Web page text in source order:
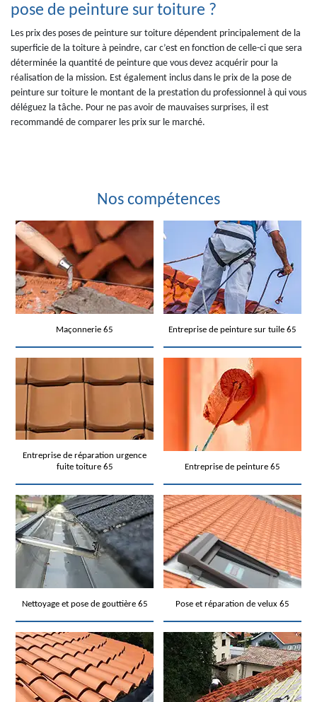
pose de peinture sur toiture ?
Les prix des poses de peinture sur toiture dépendent principalement de la
superficie de la toiture à peindre, car c’est en fonction de celle-ci que sera
déterminée la quantité de peinture que vous devez acquérir pour la
réalisation de la mission. Est également inclus dans le prix de la pose de
peinture sur toiture le montant de la prestation du professionnel à qui vous
déléguez la tâche. Pour ne pas avoir de mauvaises surprises, il est
recommandé de comparer les prix sur le marché.
Nos compétences
Maçonnerie 65 Entreprise de peinture sur tuile 65
Entreprise de réparation urgence
fuite toiture 65
Entreprise de peinture 65
Nettoyage et pose de gouttière 65 Pose et réparation de velux 65